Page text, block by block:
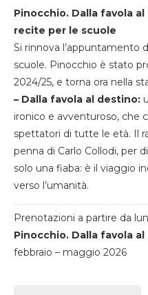
Pinocchio. Dalla favola
recite per le scuole
Si rinnova l’appuntamento
scuole. Pinocchio è stato
2024/25, e torna ora nella
– Dalla favola al destino:
ironico e avventuroso, che
spettatori di tutte le età. Il
penna di Carlo Collodi, per
solo una fiaba: è il viaggio
verso l’umanità.
Prenotazioni a partire da
Pinocchio. Dalla favola
febbraio – maggio 2026